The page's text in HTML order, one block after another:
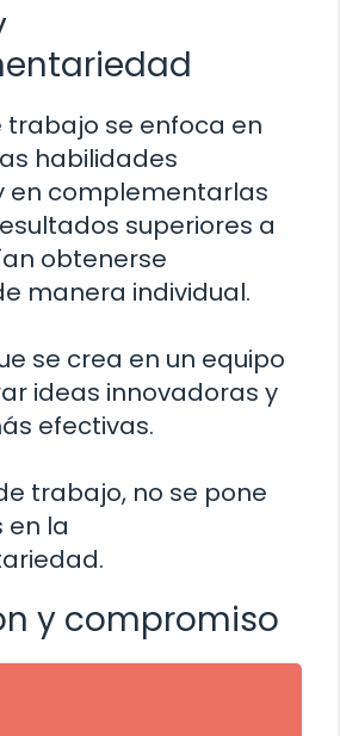
trabajo se enfoca en
habilidades
en complementarlas
superiores a
obtenerse
manera individual.
se crea en un equipo
ideas innovadoras y
efectivas.
trabajo, no se pone
en la
y compromiso